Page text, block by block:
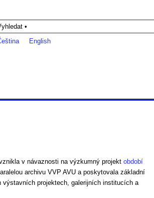
•
English
v návaznosti na výzkumný projekt období
archivu VVP AVU a poskytovala základní
projektech, galerijních institucích a